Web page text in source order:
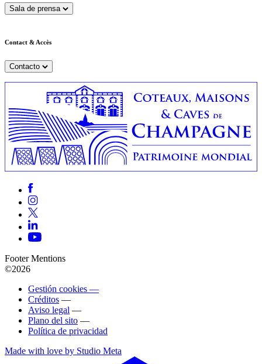
Sala de prensa
Contact & Accès
Contacto
Footer Mentions
©2026
Gestión cookies —
Créditos —
Aviso legal —
Plano del sito —
Política de privacidad
Made with love by Studio Meta